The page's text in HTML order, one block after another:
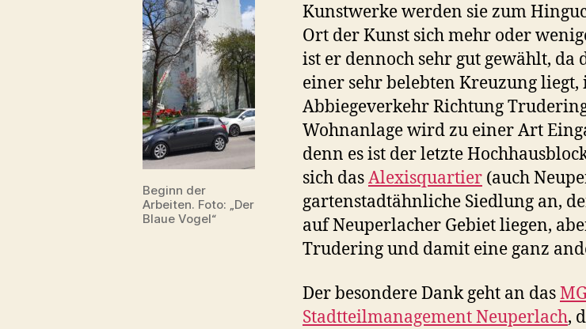
Beginn der
Arbeiten. Foto: „Der
Blaue Vogel“
Kunstwerke werden sie zum
Ort der Kunst sich mehr oder
ist er dennoch sehr gut gewählt, da
einer sehr belebten Kreuzung liegt,
Abbiegeverkehr Richtung
Wohnanlage wird zu einer Art
denn es ist der letzte
sich dasAlexisquartier (auch
gartenstadtähnliche Siedlung an,
auf Neuperlacher Gebiet liegen,
Trudering und damit eine ganz
Der besondere Dank geht an das
Stadtteilmanagement Neuperlach,